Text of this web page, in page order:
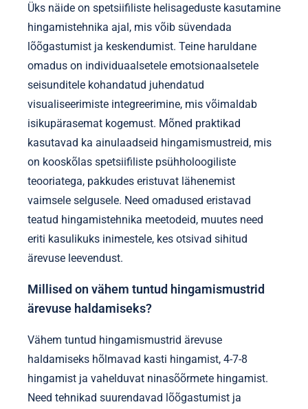
Üks näide on spetsiifiliste helisageduste kasutamine
hingamistehnika ajal, mis võib süvendada
lõõgastumist ja keskendumist. Teine haruldane
omadus on individuaalsetele emotsionaalsetele
seisunditele kohandatud juhendatud
visualiseerimiste integreerimine, mis võimaldab
isikupärasemat kogemust. Mõned praktikad
kasutavad ka ainulaadseid hingamismustreid, mis
on kooskõlas spetsiifiliste psühholoogiliste
teooriatega, pakkudes eristuvat lähenemist
vaimsele selgusele. Need omadused eristavad
teatud hingamistehnika meetodeid, muutes need
eriti kasulikuks inimestele, kes otsivad sihitud
ärevuse leevendust.
Millised on vähem tuntud hingamismustrid
ärevuse haldamiseks?
Vähem tuntud hingamismustrid ärevuse
haldamiseks hõlmavad kasti hingamist, 4-7-8
hingamist ja vahelduvat ninasõõrmete hingamist.
Need tehnikad suurendavad lõõgastumist ja